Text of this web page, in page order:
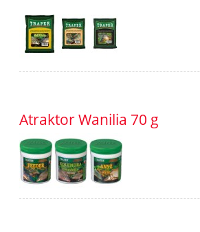
Atraktor Wanilia 70 g